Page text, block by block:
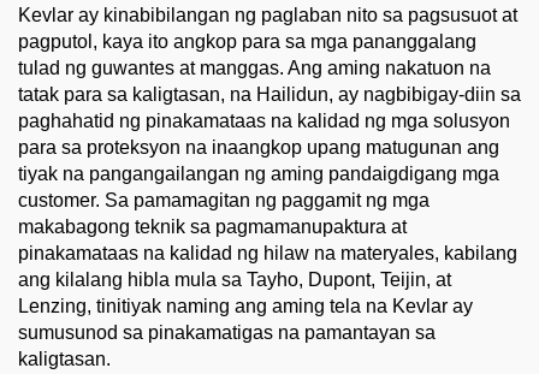
Kevlar ay kinabibilangan ng paglaban nito sa pagsusuot at
pagputol, kaya ito angkop para sa mga pananggalang
tulad ng guwantes at manggas. Ang aming nakatuon na
tatak para sa kaligtasan, na Hailidun, ay nagbibigay-diin sa
paghahatid ng pinakamataas na kalidad ng mga solusyon
para sa proteksyon na inaangkop upang matugunan ang
tiyak na pangangailangan ng aming pandaigdigang mga
customer. Sa pamamagitan ng paggamit ng mga
makabagong teknik sa pagmamanupaktura at
pinakamataas na kalidad ng hilaw na materyales, kabilang
ang kilalang hibla mula sa Tayho, Dupont, Teijin, at
Lenzing, tinitiyak naming ang aming tela na Kevlar ay
sumusunod sa pinakamatigas na pamantayan sa
kaligtasan.